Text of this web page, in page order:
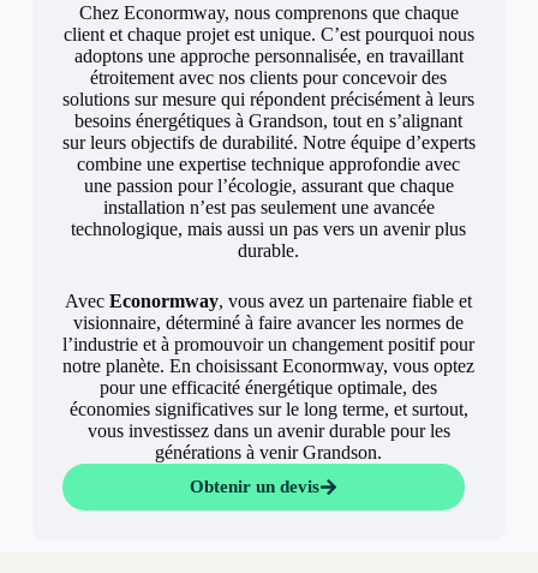
Chez Econormway, nous comprenons que chaque
client et chaque projet est unique. C’est pourquoi nous
adoptons une approche personnalisée, en travaillant
étroitement avec nos clients pour concevoir des
solutions sur mesure qui répondent précisément à leurs
besoins énergétiques à Grandson, tout en s’alignant
sur leurs objectifs de durabilité. Notre équipe d’experts
combine une expertise technique approfondie avec
une passion pour l’écologie, assurant que chaque
installation n’est pas seulement une avancée
technologique, mais aussi un pas vers un avenir plus
durable.
AvecEconormway, vous avez un partenaire fiable et
visionnaire, déterminé à faire avancer les normes de
l’industrie et à promouvoir un changement positif pour
notre planète. En choisissant Econormway, vous optez
pour une efficacité énergétique optimale, des
économies significatives sur le long terme, et surtout,
vous investissez dans un avenir durable pour les
générations à venir Grandson.
Obtenir un devis